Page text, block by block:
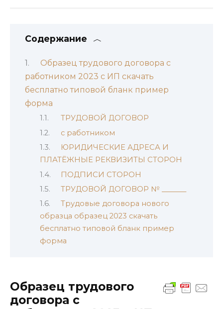
Содержание
Образец трудового договора с
работником 2023 с ИП скачать
бесплатно типовой бланк пример
форма
ТРУДОВОЙ ДОГОВОР
с работником
ЮРИДИЧЕСКИЕ АДРЕСА И
ПЛАТЁЖНЫЕ РЕКВИЗИТЫ СТОРОН
ПОДПИСИ СТОРОН
ТРУДОВОЙ ДОГОВОР № _______
Трудовые договора нового
образца образец 2023 скачать
бесплатно типовой бланк пример
форма
Образец трудового
договора с